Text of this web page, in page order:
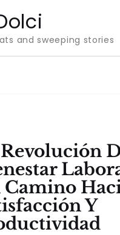
and sweeping stories
Camino
Y